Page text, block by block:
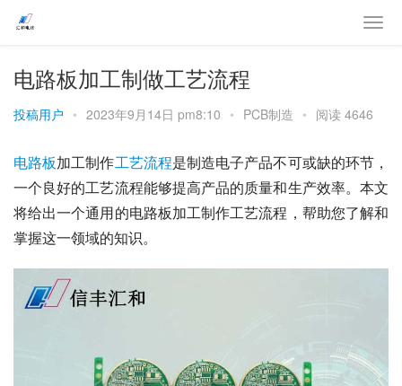
电路板加工制做工艺流程
投稿用户 • 2023年9月14日 pm8:10 • PCB制造 • 阅读 4646
电路板加工制作工艺流程是制造电子产品不可或缺的环节，
一个良好的工艺流程能够提高产品的质量和生产效率。本文
将给出一个通用的电路板加工制作工艺流程，帮助您了解和
掌握这一领域的知识。